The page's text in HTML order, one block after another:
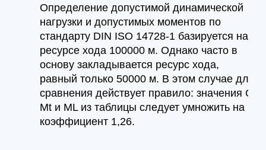
Определение допустимой динамической
нагрузки и допустимых моментов по
стандарту DIN ISO 14728-1 базируется на
ресурсе хода 100000 м. Однако часто в
основу закладывается ресурс хода,
равный только 50000 м. В этом случае для
сравнения действует правило: значения C,
Mt и ML из таблицы следует умножить на
коэффициент 1,26.